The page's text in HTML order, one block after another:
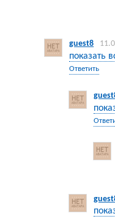
guest8
показать
Ответить